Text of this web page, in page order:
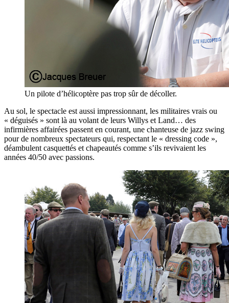
Un pilote d’hélicoptère pas trop sûr de décoller.
Au sol, le spectacle est aussi impressionnant, les militaires vrais ou
« déguisés » sont là au volant de leurs Willys et Land… des
infirmières affairées passent en courant, une chanteuse de jazz swing
pour de nombreux spectateurs qui, respectant le « dressing code »,
déambulent casquettés et chapeautés comme s’ils revivaient les
années 40/50 avec passions.